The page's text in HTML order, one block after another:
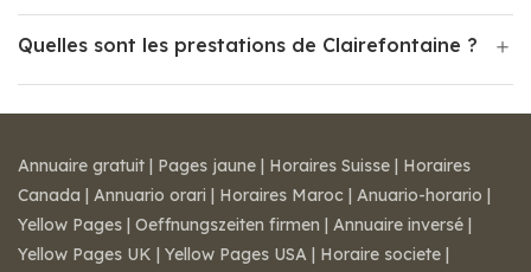
Quelles sont les prestations de Clairefontaine ?
Annuaire gratuit | Pages jaune | Horaires Suisse | Horaires
Canada | Annuario orari | Horaires Maroc | Anuario-horario |
Yellow Pages | Oeffnungszeiten firmen | Annuaire inversé |
Yellow Pages UK | Yellow Pages USA | Horaire societe |